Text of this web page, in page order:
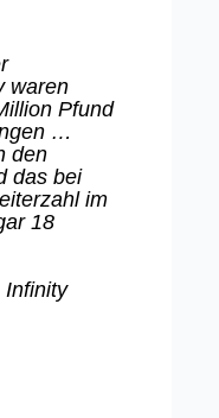
waren
Pfund
…
den
das bei
im
18
Infinity